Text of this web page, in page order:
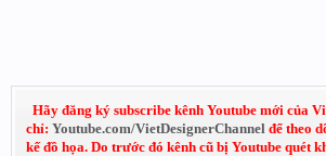
Hãy đăng ký subscribe kênh Youtube mới của
chỉ: Youtube.com/VietDesignerChannel để theo
kế đồ họa. Do trước đó kênh cũ bị Youtube quét